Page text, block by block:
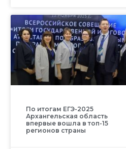
По итогам ЕГЭ-2025
Архангельская область
впервые вошла в топ-15
регионов страны